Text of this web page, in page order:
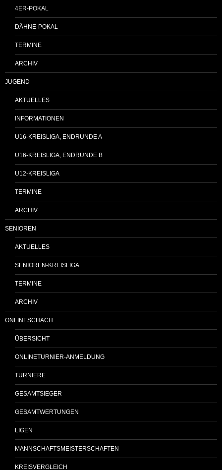
4ER-POKAL
DÄHNE-POKAL
TERMINE
ARCHIV
JUGEND
AKTUELLES
INFORMATIONEN
U16-KREISLIGA, ENDRUNDE A
U16-KREISLIGA, ENDRUNDE B
U12-KREISLIGA
TERMINE
ARCHIV
SENIOREN
AKTUELLES
SENIOREN-KREISLIGA
TERMINE
ARCHIV
ONLINESCHACH
ÜBERSICHT
ONLINETURNIER-ANMELDUNG
TURNIERE
GESAMTSIEGER
GESAMTWERTUNGEN
LIGEN
MANNSCHAFTSMEISTERSCHAFTEN
KREISVERGLEICH